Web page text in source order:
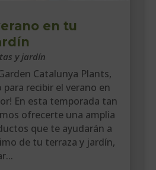
en tu
y jardín
Catalunya Plants,
recibir el verano en
En esta temporada tan
ofrecerte una amplia
que te ayudarán a
de tu terraza y jardín,